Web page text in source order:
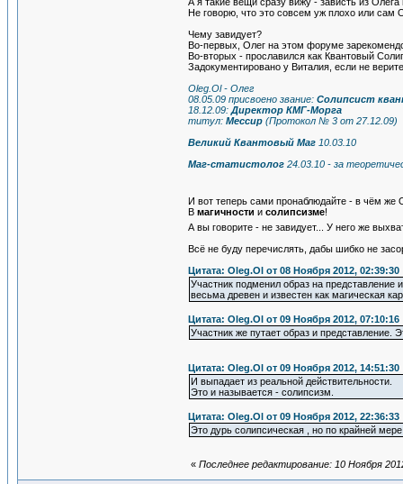
Не говорю, что это совсем уж плохо или сам
Чему завидует?
Во-первых, Олег на этом форуме
Во-вторых - прославился как Квантовый
Задокументировано у Виталия, если не
Oleg.Ol - Олег
08.05.09 присвоено звание: Солипсист
18.12.09: Директор КМГ-Морга
титул: Мессир (Протокол № 3 от 27.12.09)
Великий Квантовый Маг 10.03.10
Маг-статистолог 24.03.10 - за
И вот теперь сами пронаблюдайте - в чём же
В магичности и солипсизме!
А вы говорите - не завидует... У него же
Всё не буду перечислять, дабы шибко не
Цитата: Oleg.Ol от 08 Ноября 2012, 02:39:30
Участник подменил образ на представление
весьма древен и известен как магическая
Цитата: Oleg.Ol от 09 Ноября 2012, 07:10:16
Участник же путает образ и представление.
Цитата: Oleg.Ol от 09 Ноября 2012, 14:51:30
И выпадает из реальной действительности.
Это и называется - солипсизм.
Цитата: Oleg.Ol от 09 Ноября 2012, 22:36:33
Это дурь солипсическая , но по крайней мере
« Последнее редактирование: 10 Ноября